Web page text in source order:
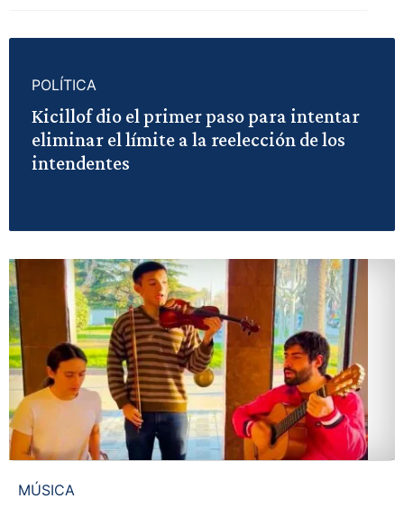
POLÍTICA
Kicillof dio el primer paso para intentar
eliminar el límite a la reelección de los
intendentes
MÚSICA